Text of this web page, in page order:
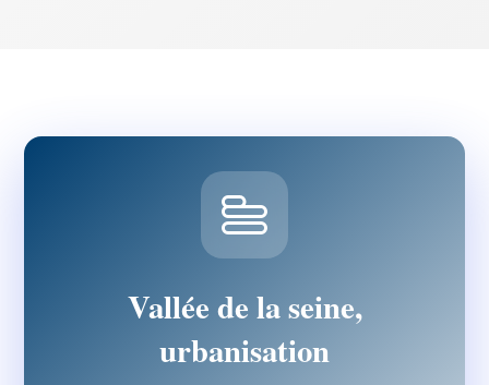
Vallée de la seine,
urbanisation